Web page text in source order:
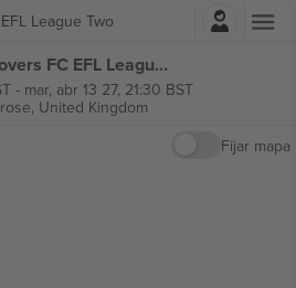
EFL League Two
Iniciar sesión
Barnet FC vs Bristol Rovers FC EFL League Two entradas
- mar, abr 13 27, 21:30 BST
United Kingdom
Fijar mapa